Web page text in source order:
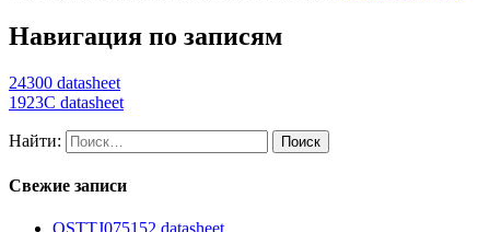
Навигация по записям
24300 datasheet
1923C datasheet
Найти:
Свежие записи